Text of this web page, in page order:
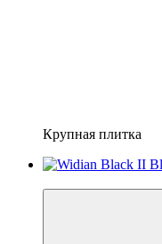
Крупная плитка